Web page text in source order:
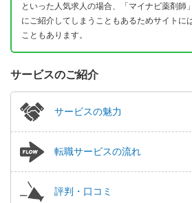
といった人気求人の場合、「マイナビ薬剤師
にご紹介してしまうこともあるためサイトに
こともあります。
サービスのご紹介
サービスの魅力
転職サービスの流れ
評判・口コミ